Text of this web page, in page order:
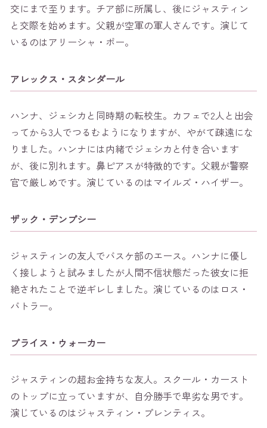
交にまで至ります。チア部に所属し、後にジャスティン
と交際を始めます。父親が空軍の軍人さんです。演じて
いるのはアリーシャ・ボー。
アレックス・スタンダール
ハンナ、ジェシカと同時期の転校生。カフェで2人と出会
ってから3人でつるむようになりますが、やがて疎遠にな
りました。ハンナには内緒でジェシカと付き合います
が、後に別れます。鼻ピアスが特徴的です。父親が警察
官で厳しめです。演じているのはマイルズ・ハイザー。
ザック・デンプシー
ジャスティンの友人でバスケ部のエース。ハンナに優し
く接しようと試みましたが人間不信状態だった彼女に拒
絶されたことで逆ギレしました。演じているのはロス・
バトラー。
ブライス・ウォーカー
ジャスティンの超お金持ちな友人。スクール・カースト
のトップに立っていますが、自分勝手で卑劣な男です。
演じているのはジャスティン・プレンティス。